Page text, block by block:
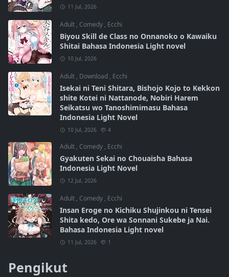
11 Jul, 2026
Adult , Comedy , Ecchi
Biyou Skill de Class no Onnanoko o Kawaiku
Shitai Bahasa Indonesia Light novel
10 Jul, 2026
Adult , Download , Ecchi
Isekai ni Teni Shitara, Bishojo Kojo to Kekkon
shite Kotei ni Nattanode, Nobiri Harem
Seikatsu wo Tanoshimimasu Bahasa
Indonesia Light Novel
10 Jul, 2026 4
Adult , Comedy , Ecchi
Gyakuten Sekai no Chouaisha Bahasa
Indonesia Light Novel
12 Jul, 2026
Adult , Comedy , Ecchi
Insan Eroge no Kichiku Shujinkou ni Tensei
Shita kedo, Ore wa Sonnani Sukebe ja Nai.
Bahasa Indonesia Light novel
11 Jul, 2026 1
Pengikut